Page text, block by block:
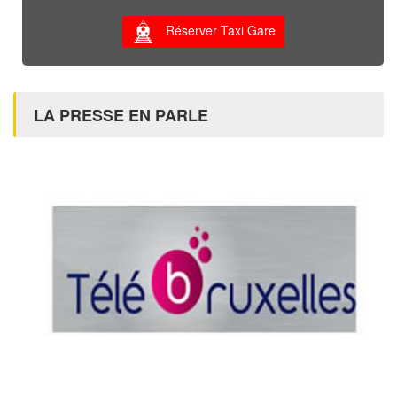
Réserver Taxi Gare
LA PRESSE EN PARLE